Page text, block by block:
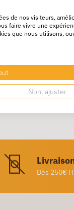
Dès 250€
de nos visiteurs,
faire vivre une
que nous utilisons,
Non, ajuster